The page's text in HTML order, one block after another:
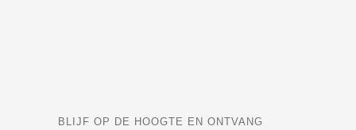
BLIJF OP DE HOOGTE EN ONTVANG